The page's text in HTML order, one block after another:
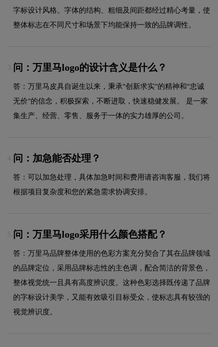
字标设计风格。字体的结构、粗细及间距都经过精心考量，使
整体标志在不同尺寸和场景下均能保持一致的品牌调性。
3. 问：万里马logo的设计含义是什么？
答：万里马皮具自诞生以来，秉承"创新求实"的精神和"忠诚
无价"的信念，积极探索，不断进取，快速稳健发展。 是一家
集生产、经营、零售、服务于一体的实力雄厚的公司。
4. 问：加急能否处理？
答：可以加急处理，具体加急时间和费用请咨询客服，我们将
根据项目复杂度和您的紧急需求协调安排。
5. 问：万里马logo采用什么颜色搭配？
答：万里马品牌整体使用的色彩方案充分契合了其在品牌领域
的品牌定位，采用品牌标志性的主色调，配合简洁的背景色，
整体视觉统一且具有高度辨识度。这种色彩选择既传递了品牌
的字标设计美学，又能有效吸引目标受众，使标志具有较强的
视觉辨识度。